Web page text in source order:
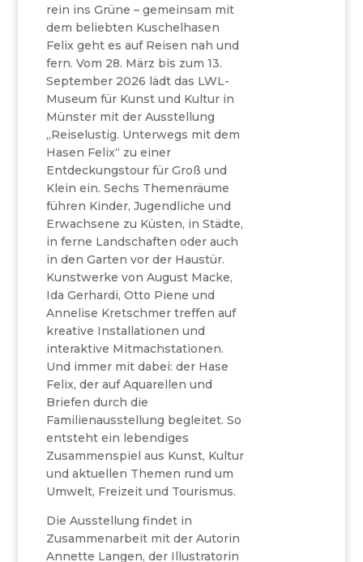
rein ins Grüne – gemeinsam mit
dem beliebten Kuschelhasen
Felix geht es auf Reisen nah und
fern. Vom 28. März bis zum 13.
September 2026 lädt das LWL-
Museum für Kunst und Kultur in
Münster mit der Ausstellung
„Reiselustig. Unterwegs mit dem
Hasen Felix“ zu einer
Entdeckungstour für Groß und
Klein ein. Sechs Themenräume
führen Kinder, Jugendliche und
Erwachsene zu Küsten, in Städte,
in ferne Landschaften oder auch
in den Garten vor der Haustür.
Kunstwerke von August Macke,
Ida Gerhardi, Otto Piene und
Annelise Kretschmer treffen auf
kreative Installationen und
interaktive Mitmachstationen.
Und immer mit dabei: der Hase
Felix, der auf Aquarellen und
Briefen durch die
Familienausstellung begleitet. So
entsteht ein lebendiges
Zusammenspiel aus Kunst, Kultur
und aktuellen Themen rund um
Umwelt, Freizeit und Tourismus.
Die Ausstellung findet in
Zusammenarbeit mit der Autorin
Annette Langen, der Illustratorin